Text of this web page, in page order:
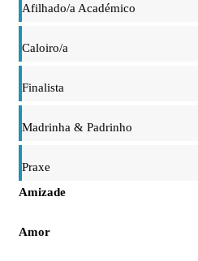
Afilhado/a Académico
Caloiro/a
Finalista
Madrinha & Padrinho
Praxe
Amizade
Amor